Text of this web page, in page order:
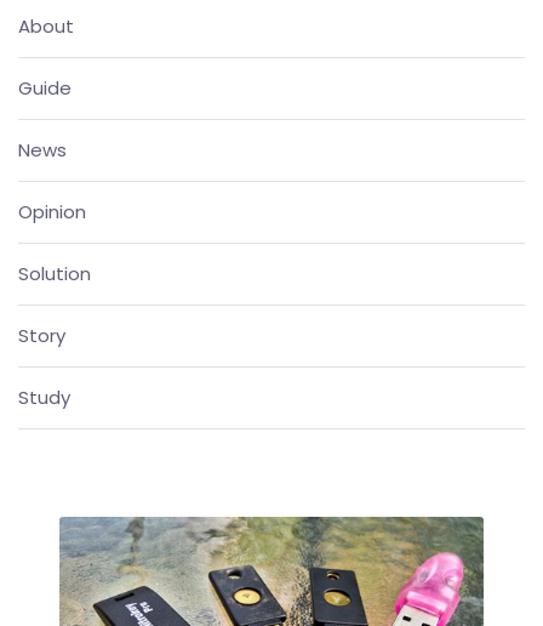
About
Guide
News
Opinion
Solution
Story
Study